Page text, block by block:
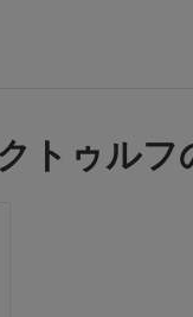
トゥル